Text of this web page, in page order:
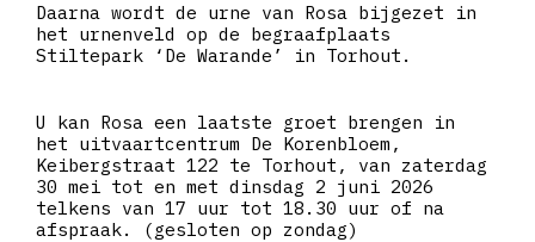
Daarna wordt de urne van Rosa bijgezet in
het urnenveld op de begraafplaats
Stiltepark ‘De Warande’ in Torhout.
U kan Rosa een laatste groet brengen in
het uitvaartcentrum De Korenbloem,
Keibergstraat 122 te Torhout, van zaterdag
30 mei tot en met dinsdag 2 juni 2026
telkens van 17 uur tot 18.30 uur of na
afspraak. (gesloten op zondag)